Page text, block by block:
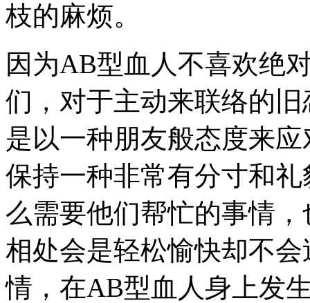
枝的麻烦。
因为AB型血人不喜欢绝
们，对于主动来联络的
是以一种朋友般态度来
保持一种非常有分寸和
么需要他们帮忙的事情
相处会是轻松愉快却不
情，在AB型血人身上发